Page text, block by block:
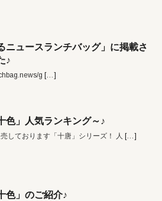
ニュースランチバッグ」に掲載さ
♪
g […]
色」人気ランキング～♪
しております「十唐」シリーズ！ 人 […]
色」のご紹介♪